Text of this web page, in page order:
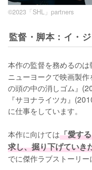
©2023「SHL」partners
監督・脚本：イ・
本作の監督を務めるの
ニューヨークで映画製
の頭の中の消しゴム』
『サヨナライツカ』
に仕事をしています。
本作に向けては「愛す
求し、掘り下げていき
でに傑作ラブストーリー